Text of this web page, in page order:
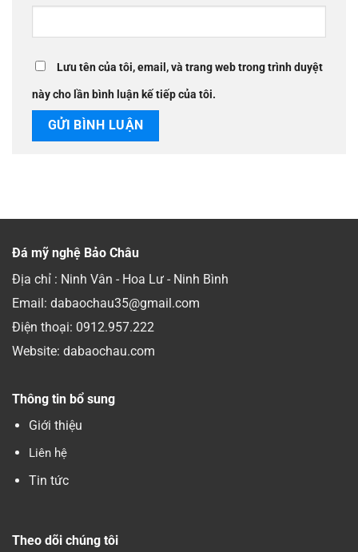
Lưu tên của tôi, email, và trang web trong trình duyệt
này cho lần bình luận kế tiếp của tôi.
Đá mỹ nghệ Bảo Châu
Địa chỉ : Ninh Vân - Hoa Lư - Ninh Bình
Email: dabaochau35@gmail.com
Điện thoại: 0912.957.222
Website: dabaochau.com
Thông tin bổ sung
Giới thiệu
Liên hệ
Tin tức
Theo dõi chúng tôi